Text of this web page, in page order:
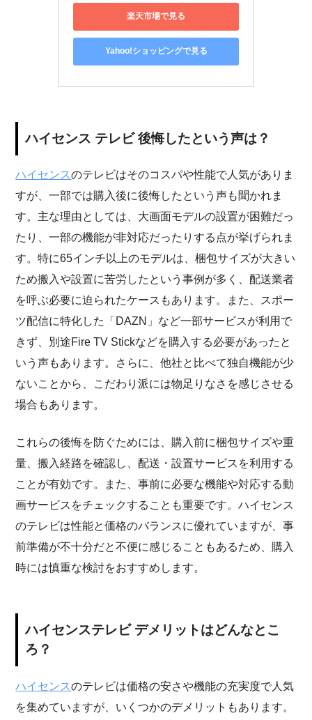
楽天市場で見る
Yahoo!ショッピングで見る
ハイセンス テレビ 後悔したという声は？
ハイセンスのテレビはそのコスパや性能で人気がありま
すが、一部では購入後に後悔したという声も聞かれま
す。主な理由としては、大画面モデルの設置が困難だっ
たり、一部の機能が非対応だったりする点が挙げられま
す。特に65インチ以上のモデルは、梱包サイズが大きい
ため搬入や設置に苦労したという事例が多く、配送業者
を呼ぶ必要に迫られたケースもあります。また、スポー
ツ配信に特化した「DAZN」など一部サービスが利用で
きず、別途Fire TV Stickなどを購入する必要があったと
いう声もあります。さらに、他社と比べて独自機能が少
ないことから、こだわり派には物足りなさを感じさせる
場合もあります。
これらの後悔を防ぐためには、購入前に梱包サイズや重
量、搬入経路を確認し、配送・設置サービスを利用する
ことが有効です。また、事前に必要な機能や対応する動
画サービスをチェックすることも重要です。ハイセンス
のテレビは性能と価格のバランスに優れていますが、事
前準備が不十分だと不便に感じることもあるため、購入
時には慎重な検討をおすすめします。
ハイセンステレビ デメリットはどんなとこ
ろ？
ハイセンスのテレビは価格の安さや機能の充実度で人気
を集めていますが、いくつかのデメリットもあります。